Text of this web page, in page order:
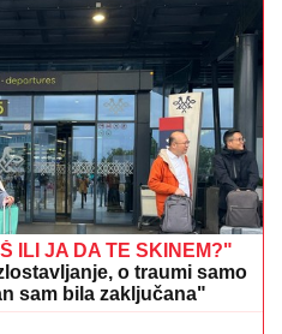
ILI JA DA TE SKINEM?"
o traumi samo
sam bila zaključana"